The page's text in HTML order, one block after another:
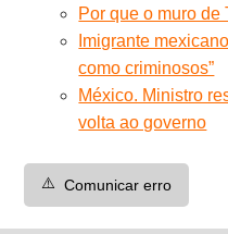
Por que o muro de
Imigrante
como criminosos”
México. Ministro
volta ao governo
⚠️ Comunicar erro